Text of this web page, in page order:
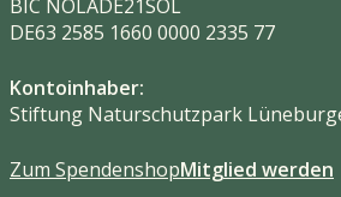
BIC NOLADE21SOL
DE63 2585 1660 0000 2335 77
Kontoinhaber:
Stiftung Naturschutzpark
Zum SpendenshopMitglied werden